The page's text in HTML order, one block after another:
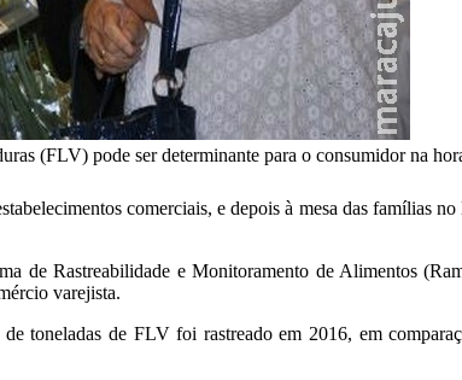
(FLV) pode ser determinante para o consumidor na
comerciais, e depois à mesa das famílias
de Rastreabilidade e Monitoramento de Alimentos
varejista.
toneladas de FLV foi rastreado em 2016, em